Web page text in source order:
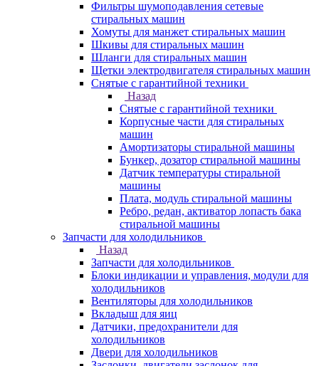
Фильтры шумоподавления сетевые
стиральных машин
Хомуты для манжет стиральных машин
Шкивы для стиральных машин
Шланги для стиральных машин
Щетки электродвигателя стиральных машин
Снятые с гарантийной техники
Назад
Снятые с гарантийной техники
Корпусные части для стиральных
машин
Амортизаторы стиральной машины
Бункер, дозатор стиральной машины
Датчик температуры стиральной
машины
Плата, модуль стиральной машины
Ребро, редан, активатор лопасть бака
стиральной машины
Запчасти для холодильников
Назад
Запчасти для холодильников
Блоки индикации и управления, модули для
холодильников
Вентиляторы для холодильников
Вкладыш для яиц
Датчики, предохранители для
холодильников
Двери для холодильников